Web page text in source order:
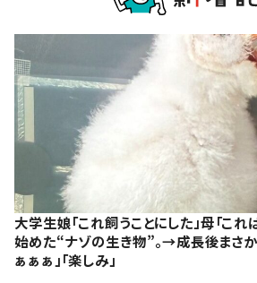
大学生娘「これ飼うことにした」母「こ
始めた“ナゾの生き物”。→成長後まさ
ぁぁぁ」「楽しみ」